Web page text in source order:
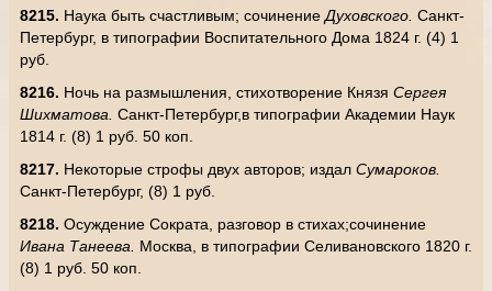
8215. Наука быть счастливым; сочинение Духовского. Санкт-
Петербург, в типографии Воспитательного Дома 1824 г. (4) 1
руб.
8216. Ночь на размышления, стихотворение Князя Сергея
Шихматова. Санкт-Петербург,в типографии Академии Наук
1814 г. (8) 1 руб. 50 коп.
8217. Некоторые строфы двух авторов; издал Сумароков.
Санкт-Петербург, (8) 1 руб.
8218. Осуждение Сократа, разговор в стихах;сочинение
Ивана Танеева. Москва, в типографии Селивановского 1820 г.
(8) 1 руб. 50 коп.